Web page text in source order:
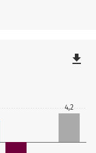
4,2
file_download